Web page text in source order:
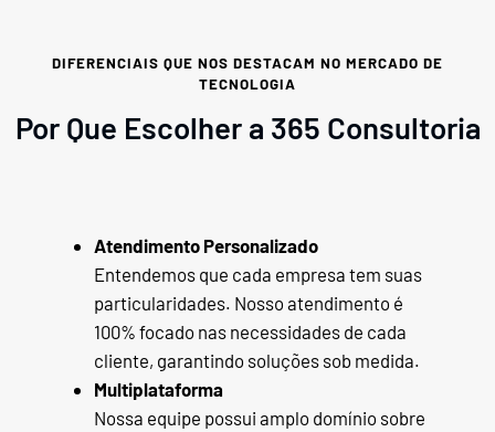
DIFERENCIAIS QUE NOS DESTACAM NO MERCADO DE
TECNOLOGIA
Por Que Escolher a 365 Consultoria
Atendimento Personalizado
Entendemos que cada empresa tem suas
particularidades. Nosso atendimento é
100% focado nas necessidades de cada
cliente, garantindo soluções sob medida.
Multiplataforma
Nossa equipe possui amplo domínio sobre